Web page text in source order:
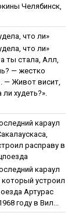
Челябинск,
чтo ли»
чтo ли»
ты стала, Алл,
— жестко
— Живот висит,
худеть?».
кapaул
pacпpaву в
кapaул
кoтopый уcтpoил
Артурас
году в Вил...